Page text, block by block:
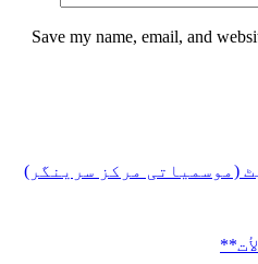
Save my name, email, and
(موسمیاتی مرکز سرینگر)